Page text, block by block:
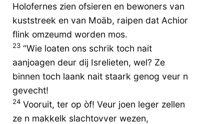
Holofernes zien ofsieren en bewoners van
kuststreek en van Moäb, raipen dat Achior
flink omzeumd worden mos.
23 “Wie loaten ons schrik toch nait
aanjoagen deur dij Isrelieten, wel? Ze
binnen toch laank nait staark genog veur n
gevecht!
24 Vooruit, ter op òf! Veur joen leger zellen
ze n makkelk slachtovver wezen,